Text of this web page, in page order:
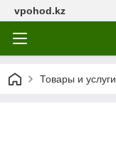
vpohod.kz
Товары и услуги